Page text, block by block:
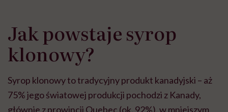
Jak powstaje syrop
klonowy?
Syrop klonowy to tradycyjny produkt kanadyjski – aż
75% jego światowej produkcji pochodzi z Kanady,
głównie z prowincji Quebec (ok. 92%), w mniejszym